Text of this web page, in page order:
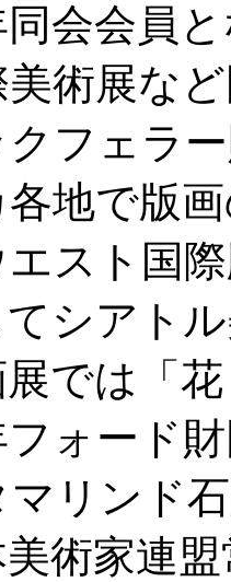
同会会員
術展な
フェラ
地で版
スト国
シアト
では「
ォード
リンド
術家連